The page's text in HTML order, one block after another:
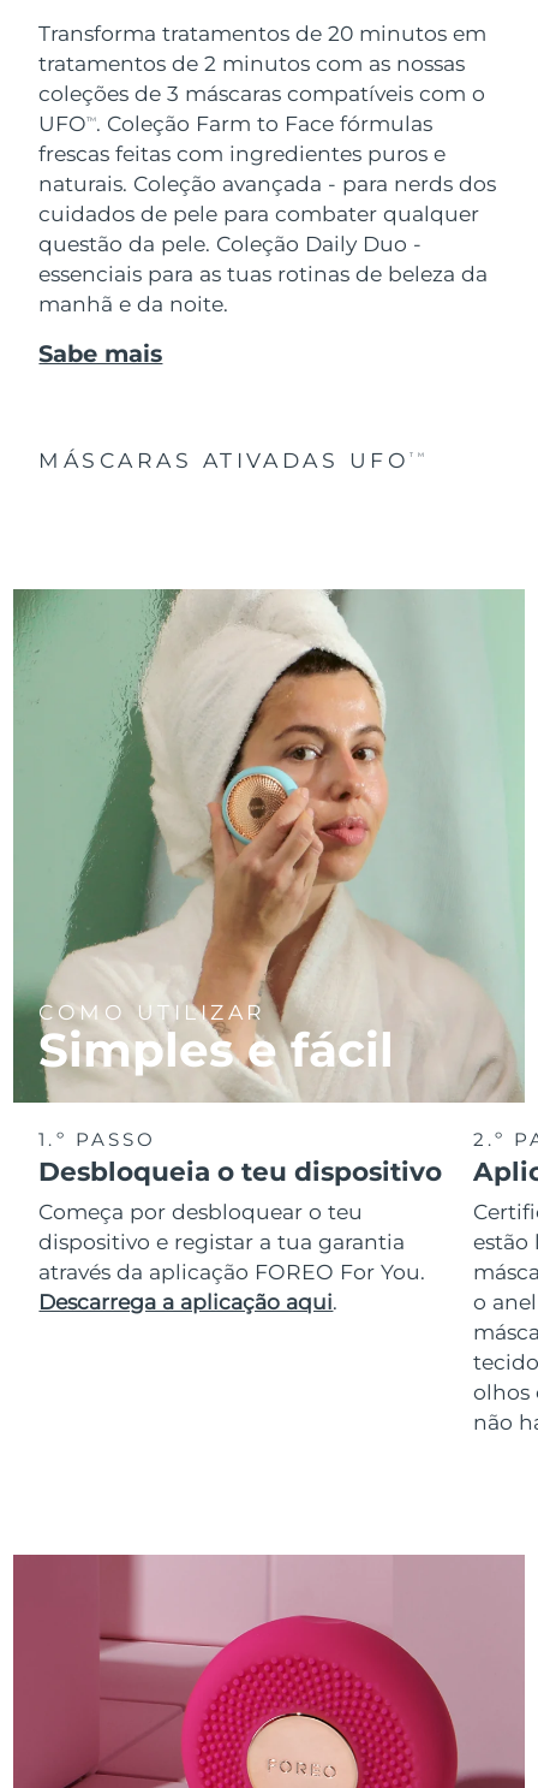
Transforma tratamentos de 20 minutos em
tratamentos de 2 minutos com as nossas
coleções de 3 máscaras compatíveis com o
UFOTM. Coleção Farm to Face fórmulas
frescas feitas com ingredientes puros e
naturais. Coleção avançada - para nerds dos
cuidados de pele para combater qualquer
questão da pele. Coleção Daily Duo -
essenciais para as tuas rotinas de beleza da
manhã e da noite.
Sabe mais
MÁSCARAS ATIVADAS UFOTM
COMO UTILIZAR
Simples e fácil
1.º PASSO
Desbloqueia o teu dispositivo
Começa por desbloquear o teu
dispositivo e registar a tua garantia
através da aplicação FOREO For You.
Descarrega a aplicação aqui.
2.º
estão
o
olhos
não